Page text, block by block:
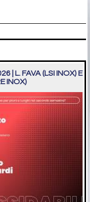
| L. FAVA (LSI INOX) E
INOX)